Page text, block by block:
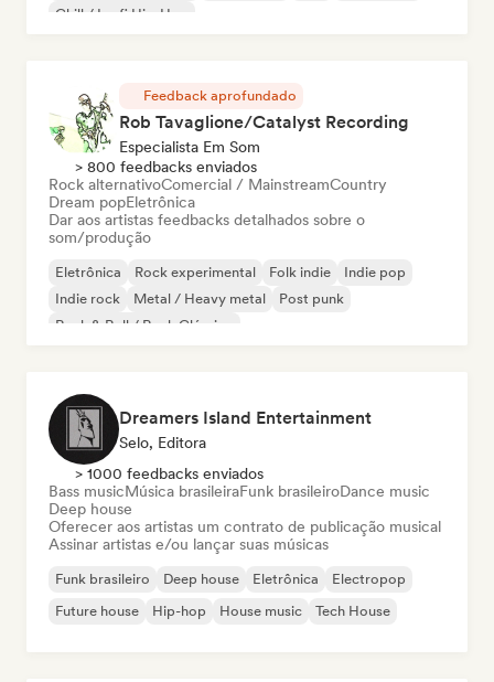
Chill / Lo-fi Hip-Hop
Feedback aprofundado
Rob Tavaglione/Catalyst Recording
Especialista Em Som
> 800 feedbacks enviados
Rock alternativoComercial / MainstreamCountry
Dream popEletrônica
Dar aos artistas feedbacks detalhados sobre o
som/produção
Eletrônica Rock experimental Folk indie
Indie pop
Indie rock
Metal / Heavy metal
Post punk
Rock & Roll / Rock Clássico
Dreamers Island Entertainment
Selo, Editora
> 1000 feedbacks enviados
Bass musicMúsica brasileiraFunk brasileiroDance music
Deep house
Oferecer aos artistas um contrato de publicação musical
Assinar artistas e/ou lançar suas músicas
Funk brasileiro Deep house Eletrônica
Electropop
Future house
Hip-hop House music Tech House